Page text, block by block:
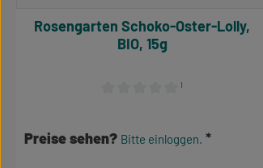
¹
Rosengarten Schoko-Oster-Lolly,
BIO, 15g
Preise sehen? Bitte einloggen.